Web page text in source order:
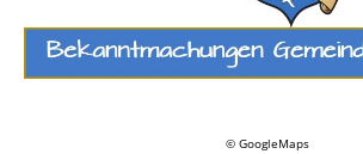
© GoogleMaps